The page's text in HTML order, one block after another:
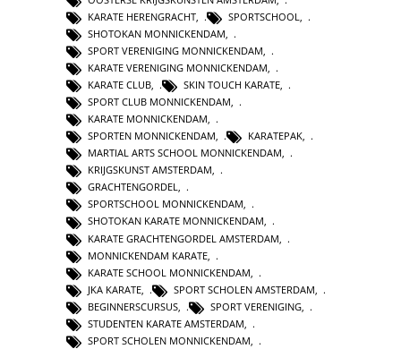
KARATE HERENGRACHT
SPORTSCHOOL
SHOTOKAN MONNICKENDAM
SPORT VERENIGING MONNICKENDAM
KARATE VERENIGING MONNICKENDAM
KARATE CLUB
SKIN TOUCH KARATE
SPORT CLUB MONNICKENDAM,
KARATE MONNICKENDAM,
SPORTEN MONNICKENDAM, KARATEPAK,
MARTIAL ARTS SCHOOL MONNICKENDAM,
KRIJGSKUNST AMSTERDAM,
GRACHTENGORDEL,
SPORTSCHOOL MONNICKENDAM,
SHOTOKAN KARATE MONNICKENDAM,
KARATE GRACHTENGORDEL AMSTERDAM
MONNICKENDAM KARATE
KARATE SCHOOL MONNICKENDAM
JKA KARATE
SPORT SCHOLEN AMSTERDAM
BEGINNERSCURSUS
SPORT VERENIGING
STUDENTEN KARATE AMSTERDAM
SPORT SCHOLEN MONNICKENDAM